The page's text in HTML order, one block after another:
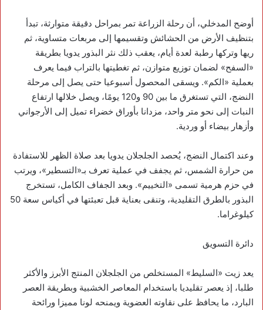
أوضح المدخلي، أن رحلة الزراعة تمر بمراحل دقيقة متوارثة، تبدأ
بتنظيف الأرض من الحشائش وتقسيمها إلى مربعات متساوية، ثم
ريها وتركها رطبة لعدة أيام، يعقب ذلك نثر البذور يدويا بطريقة
«السفح» لضمان توزيع متوازن، ثم تغطيتها بالتراب فيما يعرف
بعملية «الكم». ويسقى المحصول أسبوعيا حتى يصل إلى مرحلة
النضج، التي تستغرق ما بين 90 و120 يومًا، ويصل خلالها ارتفاع
النبات إلى نحو متر واحد، مزدانا بأوراق خضراء تميل إلى الأرجواني
وأزهار بيضاء أو وردية.
وعند اكتمال النضج، يُحصد الجلجلان يدويا بعد صلاة الظهر للاستفادة
من حرارة الشمس، ثم يجفف في عملية تعرف بـ«التسطير»، ويرتب
في حزم هرمية تسمى «التخييم». وبعد الجفاف الكامل، تستخرج
البذور بالطرق التقليدية، وتنقى بعناية قبل تعبئتها في أكياس سعة 50
كيلوغراما.
دائرة التسويق
يعد زيت «السليط» المستخلص من الجلجلان المنتج الأبرز والأكثر
طلبا، إذ يعصر تقليديا باستخدام المعاصر الخشبية وبطريقة العصر
البارد، ما يحافظ على نقاوته العضوية ويمنحه لونا مميزا ورائحة